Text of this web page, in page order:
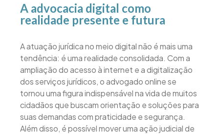
A advocacia digital como
realidade presente e futura
A atuação jurídica no meio digital não é mais uma
tendência: é uma realidade consolidada. Com a
ampliação do acesso à internet e a digitalização
dos serviços jurídicos, o advogado online se
tornou uma figura indispensável na vida de muitos
cidadãos que buscam orientação e soluções para
suas demandas com praticidade e segurança.
Além disso, é possível mover uma ação judicial de